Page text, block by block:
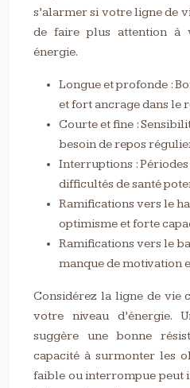
s’alarmer si votre ligne de
de faire plus attention à
énergie.
Longue et profonde :
et fort ancrage dans le
Courte et fine :
besoin de repos
Interruptions :
difficultés de santé
Ramifications vers le
optimisme et forte
Ramifications vers le
manque de motivation
Considérez la ligne de vie
votre niveau d’énergie.
suggère une bonne
capacité à surmonter les
faible ou interrompue peut